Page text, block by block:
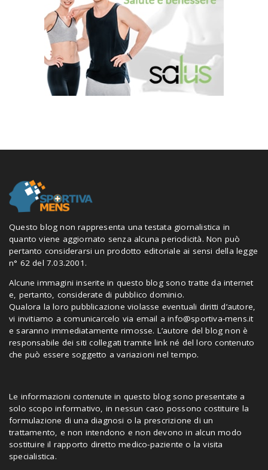
Questo blog non rappresenta una testata giornalistica in
quanto viene aggiornato senza alcuna periodicità. Non può
pertanto considerarsi un prodotto editoriale ai sensi della legge
n° 62 del 7.03.2001.
Alcune immagini inserite in questo blog sono tratte da internet
e, pertanto, considerate di pubblico dominio.
Qualora la loro pubblicazione violasse eventuali diritti d’autore,
vi invitiamo a comunicarcelo via email ainfo@sportiva-mens.it
e saranno immediatamente rimosse. L’autore del blog non è
responsabile dei siti collegati tramite link né del loro contenuto
che può essere soggetto a variazioni nel tempo.
Le informazioni contenute in questo blog sono presentate a
solo scopo informativo, in nessun caso possono costituire la
formulazione di una diagnosi o la prescrizione di un
trattamento, e non intendono e non devono in alcun modo
sostituire il rapporto diretto medico-paziente o la visita
specialistica.